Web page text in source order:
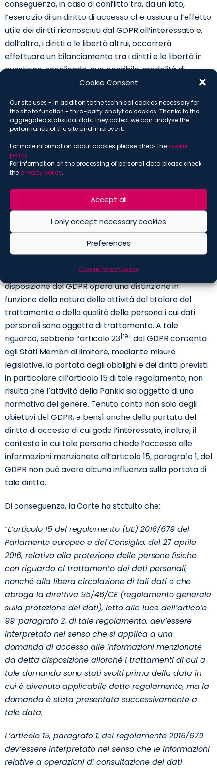
Cookie Consent
Our site uses - in addition to the technical cookies necessary for
the site to function - third-party analytics cookies. Thanks to the
aggregated statistical data they collect we can analyse the
performance of the site and improve it.
For more information about cookies please check the cookie
policy
For information on the processing of personal data please check
theprivacy policy
Accept all
I only accept necessary cookies
Preferences
Cookie PolicyPrivacy
conseguenza, in caso di conflitto tra, da un lato,
l’esercizio di un diritto di accesso che assicura l’effetto
utile dei diritti riconosciuti dal GDPR all’interessato e,
dall’altro, i diritti o le libertà altrui, occorrerà
effettuare un bilanciamento tra i diritti e le libertà in
questione, scegliendo, ove possibile, modalità di
comunicazione che non ledano i diritti o le libertà
non devono condurre ad un diniego a fornire
all’interessato tutte le informazioni[18].
Con laterza questione, infine, il giudice del rinvio
chiedeva se la circostanza, da un lato, che il titolare
del trattamento eserciti un’attività bancaria
che la persona i cui dati personali sono stati trattati
nella sua qualità di cliente del titolare del trattamento
sia stata anche dipendente di tale titolare, rilevi ai fini
della definizione della portata del diritto di accesso
riconosciutale dall’articolo 15, paragrafo 1, del GDPR.
La Corte ha preliminarmente ricordato che nessuna
disposizione del GDPR opera una distinzione in
funzione della natura delle attività del titolare del
trattamento o della qualità della persona i cui dati
personali sono oggetto di trattamento. A tale
riguardo, sebbene l’articolo 23 [19]
del GDPR consenta
agli Stati Membri di limitare, mediante misure
legislative, la portata degli obblighi e dei diritti previsti
in particolare all’articolo 15 di tale regolamento, non
risulta che l’attività della Pankki sia oggetto di una
normativa del genere. Tenuto conto non solo degli
obiettivi del GDPR, e bensì anche della portata del
diritto di accesso di cui gode l’interessato, inoltre, il
contesto in cui tale persona chiede l’accesso alle
informazioni menzionate all’articolo 15, paragrafo 1, del
GDPR non può avere alcuna influenza sulla portata di
tale diritto.
Di conseguenza, la Corte ha statuito che:
“L’articolo 15 del regolamento (UE) 2016/679 del
Parlamento europeo e del Consiglio, del 27 aprile
2016, relativo alla protezione delle persone fisiche
con riguardo al trattamento dei dati personali,
nonché alla libera circolazione di tali dati e che
abroga la direttiva 95/46/CE (regolamento generale
sulla protezione dei dati), letto alla luce dell’articolo
99, paragrafo 2, di tale regolamento, dev’essere
interpretato nel senso che si applica a una
domanda di accesso alle informazioni menzionate
da detta disposizione allorché i trattamenti di cui a
tale domanda sono stati svolti prima della data in
cui è divenuto applicabile detto regolamento, ma la
domanda è stata presentata successivamente a
tale data.
L’articolo 15, paragrafo 1, del regolamento 2016/679
dev’essere interpretato nel senso che le informazioni
relative a operazioni di consultazione dei dati